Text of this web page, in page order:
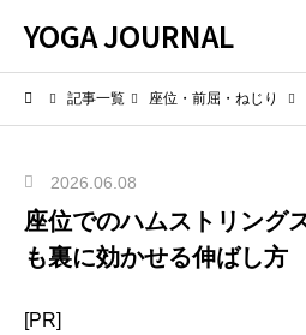
YOGA JOURNAL
記事一覧 座位・前屈・ねじり
2026.06.08
座位でのハムストリング
も裏に効かせる伸ばし方
[PR]